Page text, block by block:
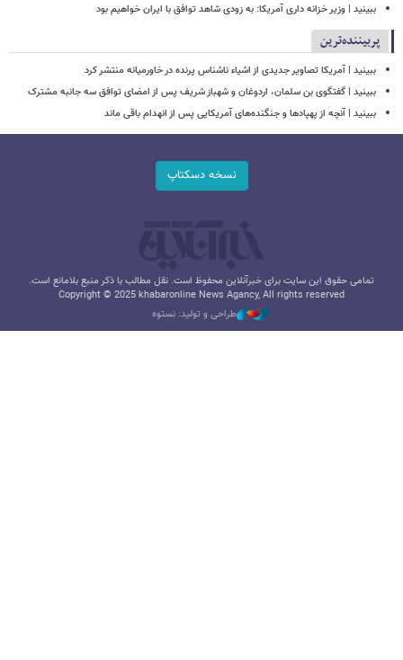
ببینید | وزیر خزانه داری آمریکا: به زودی شاهد توافق با ایران خواهیم بود
پربیننده‌ترین
ببینید | آمریکا تصاویر جدیدی از اشیاء ناشناس پرنده در خاورمیانه منتشر کرد
ببینید | گفتگوی بن سلمان، اردوغان و شهباز شریف پس از امضای توافق سه جانبه مشترک
ببینید | آنچه از پهپادها و جنگنده‌های آمریکایی پس از انهدام باقی ماند
نسخه دسکتاپ
تمامی حقوق این سایت برای خبرآنلاین محفوظ است. نقل مطالب با ذکر منبع بلامانع است.
Copyright © 2025 khabaronline News Agancy, All rights reserved
طراحی و تولید: نستوه